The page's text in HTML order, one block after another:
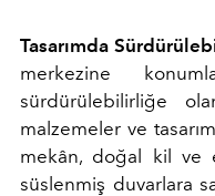
Tasarımda
merkezine
sürdürülebilirliğe
malzemeler ve
mekân, doğal kil ve
süslenmiş duvarlara